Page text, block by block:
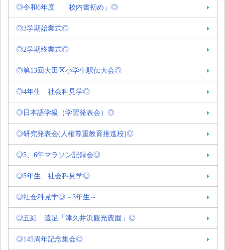
◎令和6年度 「校内書初め」◎
◎3学期始業式◎
◎2学期終業式◎
◎第13回大田区小学生駅伝大会◎
◎4年生 社会科見学◎
◎日本語学級（学習発表会）◎
◎研究発表会(人権尊重教育推進校)◎
◎5、6年マラソン記録会◎
◎5年生 社会科見学◎
◎社会科見学◎～3年生～
◎五組 遠足「津久井浜観光農園」◎
◎145周年記念集会◎